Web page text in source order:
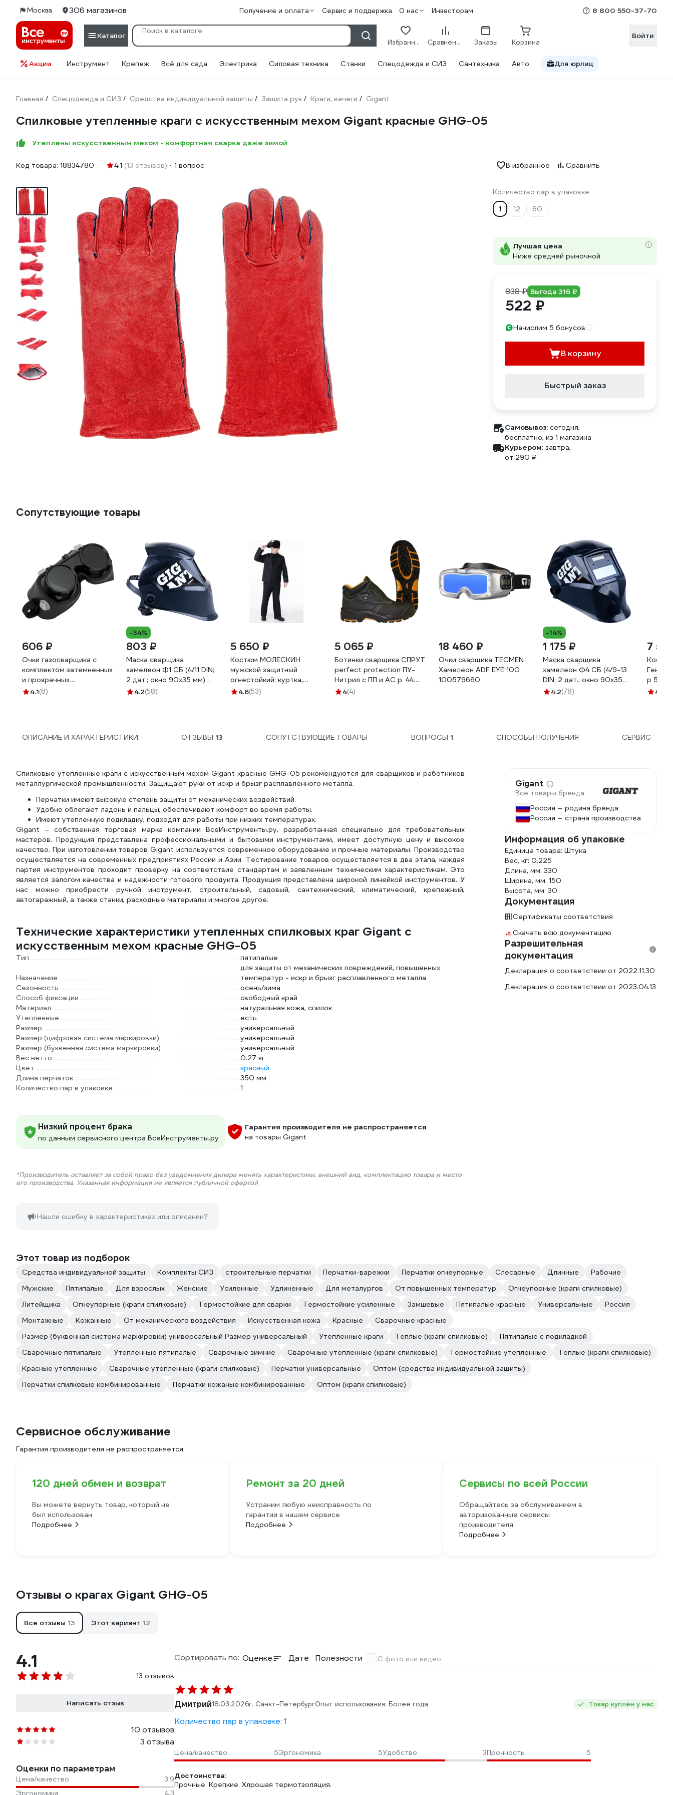
Москва 306 магазинов Получение и оплата Сервис и поддержка О нас Инвесторам 8 800 550-37-70
Каталог
Избранное Сравнение Заказы Корзина
Войти
Акции Инструмент Крепеж Всё для сада Электрика Силовая техника Станки Спецодежда и СИЗ Сантехника Авто Для юрлиц
Главная / Спецодежда и СИЗ / Средства индивидуальной защиты / Защита рук / Краги, вачеги / Gigant
Спилковые утепленные краги с искусственным мехом Gigant красные GHG-05
Утеплены искусственным мехом - комфортная сварка даже зимой
Код товара: 18834780 4.1 (13 отзывов) 1 вопрос В избранное Сравнить
Количество пар в упаковке
1
12 60
Лучшая цена
Ниже средней рыночной
838 ₽ Выгода 316 ₽
522 ₽
Начислим 5 бонусов
В корзину
Быстрый заказ
Самовывоз: сегодня,
бесплатно, из 1 магазина
Курьером: завтра,
от 290 ₽
Сопутствующие товары
606 ₽
Очки газосварщика с
комплектом затемненных
и прозрачных
минеральных стекол
4.1(8)
-34%
803 ₽
Маска сварщика
хамелеон Ф1 СБ (4/11 DIN;
2 дат.; окно 90х35 мм)
Gigant G-110506
4.2(58)
5 650 ₽
Костюм МОЛЕСКИН
мужской защитный
огнестойкий: куртка,
брюки р-р 52-54/170-176
4.6(53)
5 065 ₽
Ботинки сварщика СПРУТ
perfect protection ПУ-
Нитрил с ПП и АС р. 44
120329
4(4)
18 460 ₽
Очки сварщика TECMEN
Хамелеон ADF EYE 100
100579660
-14%
1 175 ₽
Маска сварщика
хамелеон Ф4 СБ (4/9-13
DIN; 2 дат.; окно 90х35
мм) Gigant G-110507
4.2(78)
7
р 52-
23293
4.8
ОПИСАНИЕ И ХАРАКТЕРИСТИКИ ОТЗЫВЫ 13 СОПУТСТВУЮЩИЕ ТОВАРЫ ВОПРОСЫ 1 СПОСОБЫ ПОЛУЧЕНИЯ СЕРВИС
Cпилковые утепленные краги с искусственным мехом Gigant красные GHG-05 рекомендуются для сварщиков и работников
металлургической промышленности. Защищают руки от искр и брызг расплавленного металла.
Перчатки имеют высокую степень защиты от механических воздействий.
Удобно облегают ладонь и пальцы, обеспечивают комфорт во время работы.
Имеют утепленную подкладку, подходят для работы при низких температурах.
Gigant – собственная торговая марка компании ВсеИнструменты.ру, разработанная специально для требовательных
мастеров. Продукция представлена профессиональными и бытовыми инструментами, имеет доступную цену и высокое
качество. При изготовлении товаров Gigant используется современное оборудование и прочные материалы. Производство
осуществляется на современных предприятиях России и Азии. Тестирование товаров осуществляется в два этапа, каждая
партия инструментов проходит проверку на соответствие стандартам и заявленным техническим характеристикам. Это
является залогом качества и надежности готового продукта. Продукция представлена широкой линейкой инструментов. У
нас можно приобрести ручной инструмент, строительный, садовый, сантехнический, климатический, крепежный,
автогаражный, а также станки, расходные материалы и многое другое.
Технические характеристики утепленных спилковых краг Gigant с
искусственным мехом красные GHG-05
Тип пятипалые
Назначение
для защиты от механических повреждений, повышенных
температур - искр и брызг расплавленного металла
Сезонность
осень/зима
Способ фиксации
свободный край
Материал
натуральная кожа, спилок
Утепленные
есть
Размер
универсальный
Размер (цифровая система маркировки)
универсальный
Размер (буквенная система маркировки)
универсальный
Вес нетто
0.27 кг
Цвет
красный
Длина перчаток
350 мм
Количество пар в упаковке
1
Низкий процент брака
по данным сервисного центра ВсеИнструменты.ру
Гарантия производителя не распространяется
на товары Gigant
*Производитель оставляет за собой право без уведомления дилера менять характеристики, внешний вид, комплектацию товара и место
его производства. Указанная информация не является публичной офертой
Нашли ошибку в характеристиках или описании?
Gigant
Все товары бренда
Россия — родина бренда
Россия — страна производства
Информация об упаковке
Единица товара: Штука
Вес, кг: 0.225
Длина, мм: 330
Ширина, мм: 150
Высота, мм: 30
Документация
Сертификаты соответствия
Скачать всю документацию
Разрешительная
документация
Декларация о соответствии от 2022.11.30
Декларация о соответствии от 2023.04.13
Этот товар из подборок
Средства индивидуальной защиты Комплекты СИЗ строительные перчатки Перчатки-варежки Перчатки огнеупорные Слесарные Длинные
Рабочие
Мужские
Пятипалые Для взрослых Женские Усиленные Удлиненные Для металургов От повышенных температур
Огнеупорные (краги спилковые)
Литейщика
Огнеупорные (краги спилковые) Термостойкие для сварки Термостойкие усиленные Замшевые Пятипалые красные Универсальные
Россия
Монтажные
Кожанные От механического воздействия Искусственная кожа Красные
Сварочные красные
Размер (буквенная система маркировки) универсальный Размер универсальный
Утепленные краги Теплые (краги спилковые)
Пятипалые с подкладкой
Сварочные пятипалые
Утепленные пятипалые Сварочные зимние Сварочные утепленные (краги спилковые) Термостойкие утепленные
Теплые (краги спилковые)
Красные утепленные
Сварочные утепленные (краги спилковые) Перчатки универсальные
Оптом (средства индивидуальной защиты)
Перчатки спилковые комбинированные
Перчатки кожаные комбинированные Оптом (краги спилковые)
Сервисное обслуживание
Гарантия производителя не распространяется
120 дней обмен и возврат
Вы можете вернуть товар, который не
был использован
Подробнее
Ремонт за 20 дней
Устраним любую неисправность по
гарантии в нашем сервисе
Подробнее
Сервисы по всей России
Обращайтесь за обслуживанием в
авторизованные сервисы
производителя
Подробнее
Отзывы о крагах Gigant GHG-05
Все отзывы 13 Этот вариант 12
4.1
13 отзывов
Написать отзыв
10 отзывов
3 отзыва
Оценки по параметрам
Цена/качество
3.9
Эргономика
4.3
Сортировать по: Оценке Дате Полезности С фото или видео
Дмитрий18.03.2026г. Санкт-ПетербургОпыт использования: Более года Товар куплен у нас
Количество пар в упаковке: 1
Цена/качество 5Эргономика 5Удобство 3Прочность 5
Достоинства:
Прочные. Крепкие. Хлрошая термотзоляция.